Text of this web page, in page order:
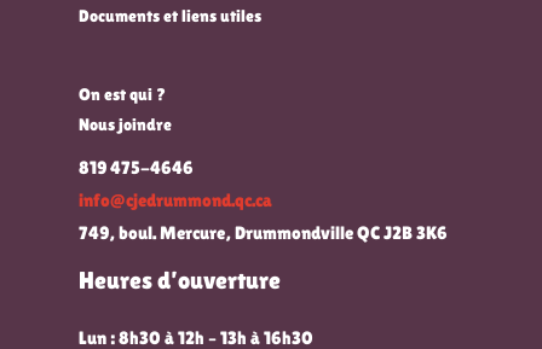
Documents et liens utiles
On est qui ?
Nous joindre
819 475-4646
info@cjedrummond.qc.ca
749, boul. Mercure, Drummondville QC J2B 3K6
Heures d’ouverture
Lun : 8h30 à 12h – 13h à 16h30